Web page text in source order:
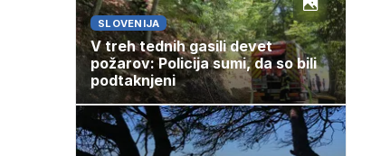
SLOVENIJA
V treh tednih gasili devet
požarov: Policija sumi, da so bili
podtaknjeni